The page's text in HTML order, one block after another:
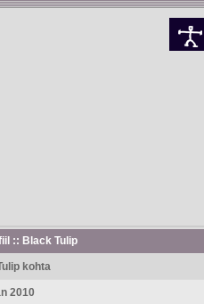
:: Black Tulip
kohta
2010